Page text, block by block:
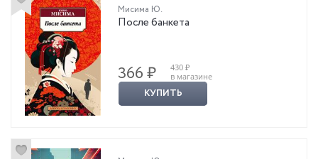
Мисима Ю.
После банкета
366 ₽
430 ₽
в магазине
КУПИТЬ